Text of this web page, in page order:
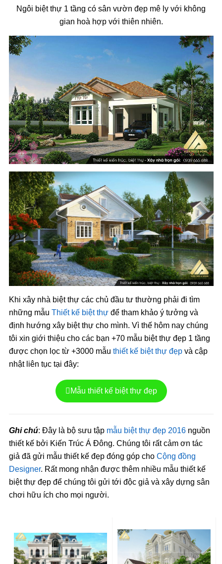
Ngôi biệt thự 1 tầng có sân vườn đẹp mê ly với không
gian hoà hợp với thiên nhiên.
Khi xây nhà biệt thự các chủ đầu tư thường phải đi tìm
những mẫu Thiết kế biệt thựđể tham khảo ý tưởng và
định hướng xây biệt thự cho mình. Vì thế hôm nay chúng
tôi xin giới thiệu cho các bạn +70 mẫu biệt thự đẹp 1 tầng
được chọn lọc từ +3000 mẫu thiết kế biệt thự đẹpvà cập
nhật liên tục tại đây:
Mẫu thiết kế biệt thự đẹp
Ghi chú: Đây là bộ sưu tập mẫu biệt thự đẹp 2016nguồn
thiết kế bởi Kiến Trúc Á Đông. Chúng tôi rất cảm ơn tác
giả đã gửi mẫu thiết kế đẹp đóng góp cho Cộng đồng
Designer. Rất mong nhận được thêm nhiều mẫu thiết kế
biệt thự đẹp để chúng tôi gửi tới độc giả và xây dựng sân
chơi hữu ích cho mọi người.